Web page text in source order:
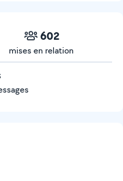
602
mises en relation